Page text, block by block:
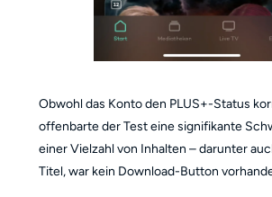
Obwohl das Konto den PLUS+-Status
offenbarte der Test eine signifikante
einer Vielzahl von Inhalten – darunter
Titel, war kein Download-Button